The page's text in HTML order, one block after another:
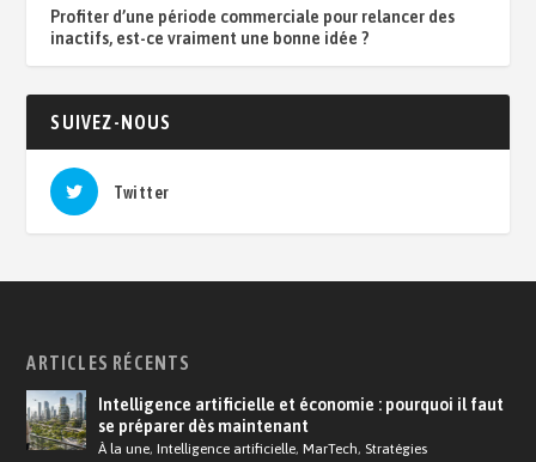
Profiter d’une période commerciale pour relancer des
inactifs, est-ce vraiment une bonne idée ?
SUIVEZ-NOUS
Twitter
ARTICLES RÉCENTS
Intelligence artificielle et économie : pourquoi il faut
se préparer dès maintenant
À la une,Intelligence artificielle,MarTech, Stratégies